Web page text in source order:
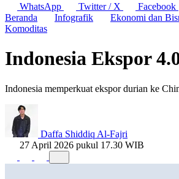
WhatsApp
Twitter / X Facebook
Beranda
Infografik Ekonomi dan
Komoditas
Indonesia Ekspor
Indonesia memperkuat ekspor durian ke
Daffa Shiddiq Al-Fajri
27 April 2026 pukul 17.30 WIB